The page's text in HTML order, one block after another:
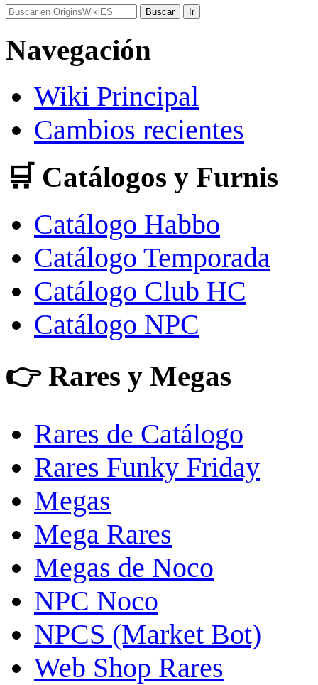
Navegación
Wiki Principal
Cambios recientes
🛒 Catálogos y Furnis
Catálogo Habbo
Catálogo Temporada
Catálogo Club HC
Catálogo NPC
👉 Rares y Megas
Rares de Catálogo
Rares Funky Friday
Megas
Mega Rares
Megas de Noco
NPC Noco
NPCS (Market Bot)
Web Shop Rares